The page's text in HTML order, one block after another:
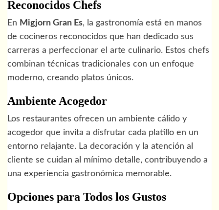
Reconocidos Chefs
En Migjorn Gran Es, la gastronomía está en manos
de cocineros reconocidos que han dedicado sus
carreras a perfeccionar el arte culinario. Estos chefs
combinan técnicas tradicionales con un enfoque
moderno, creando platos únicos.
Ambiente Acogedor
Los restaurantes ofrecen un ambiente cálido y
acogedor que invita a disfrutar cada platillo en un
entorno relajante. La decoración y la atención al
cliente se cuidan al mínimo detalle, contribuyendo a
una experiencia gastronómica memorable.
Opciones para Todos los Gustos